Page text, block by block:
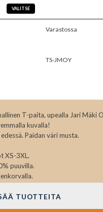
Varastossa
TS-JMOY
T-paita, upealla Jari Mäki
kuvalla!
Paidan väri musta.
XS-3XL.
puuvilla.
TUOTTEITA